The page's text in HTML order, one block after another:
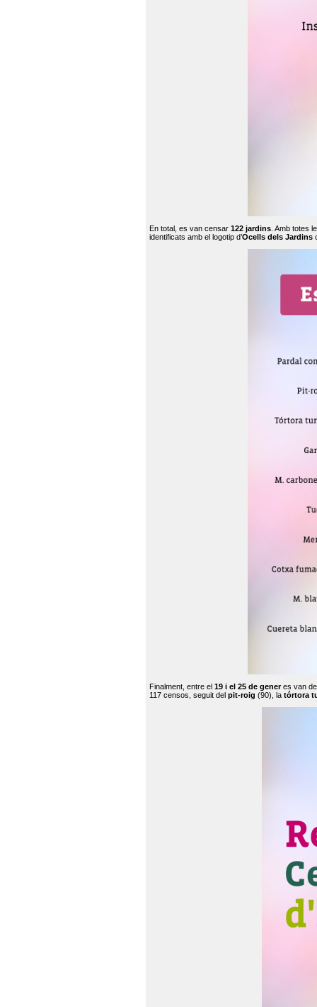
En total, es van censar 122 jardins . Amb totes
identificats amb el logotip d’Ocells dels Jardins
Finalment, entre el 19 i el 25 de generes van
117 censos, seguit del pit-roig (90), la tórtora